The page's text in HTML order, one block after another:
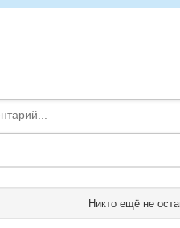
Никто ещё не